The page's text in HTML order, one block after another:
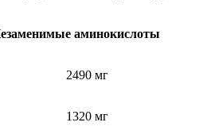
аминокислоты
2490 мг
1320 мг